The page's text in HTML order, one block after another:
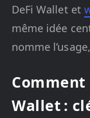
DeFi Wallet et
même idée
nomme
Wallet :